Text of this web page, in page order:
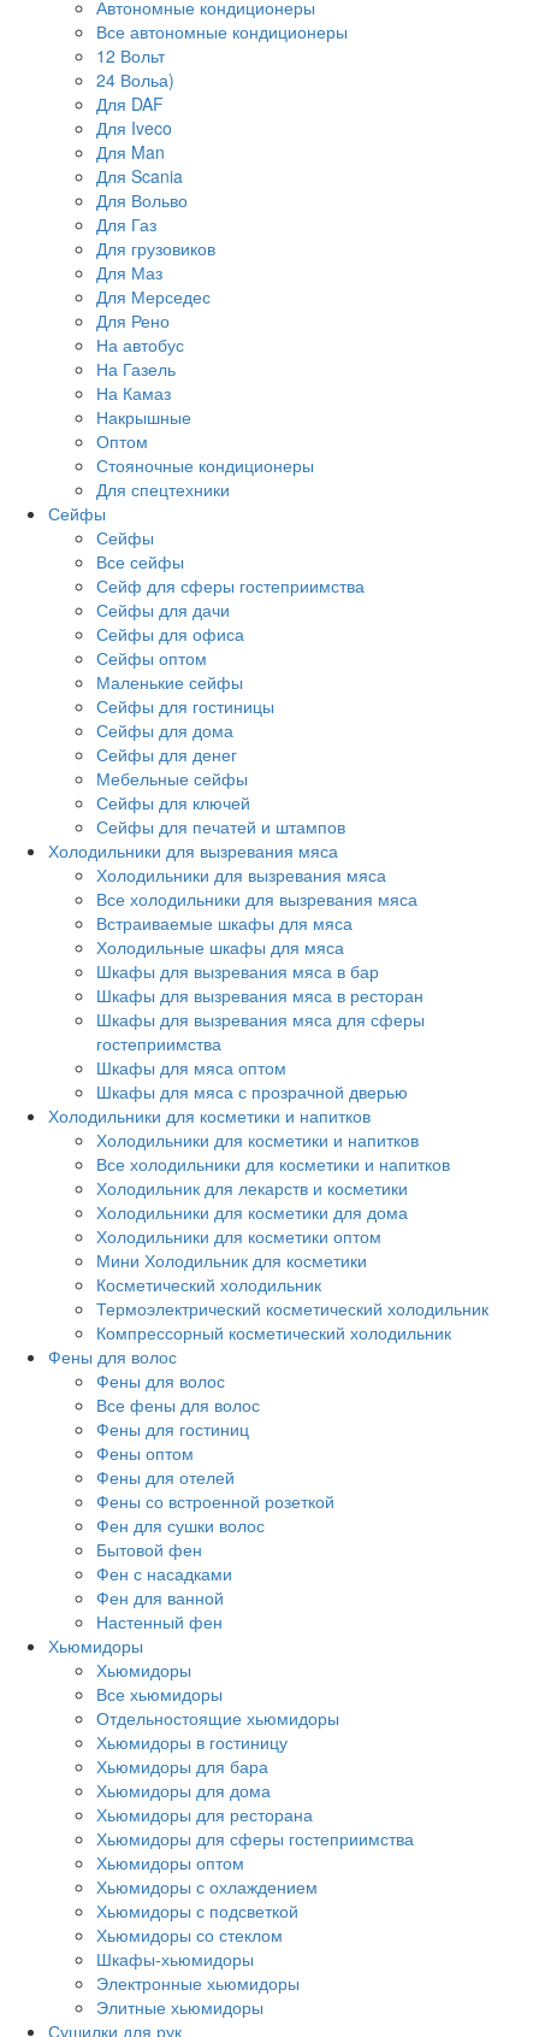
Автономные кондиционеры
Все автономные кондиционеры
12 Вольт
24 Вольа)
Для DAF
Для Iveco
Для Man
Для Scania
Для Вольво
Для Газ
Для грузовиков
Для Маз
Для Мерседес
Для Рено
На автобус
На Газель
На Камаз
Накрышные
Оптом
Стояночные кондиционеры
Для спецтехники
Сейфы
Сейфы
Все сейфы
Сейф для сферы гостеприимства
Сейфы для дачи
Сейфы для офиса
Сейфы оптом
Маленькие сейфы
Сейфы для гостиницы
Сейфы для дома
Сейфы для денег
Мебельные сейфы
Сейфы для ключей
Сейфы для печатей и штампов
Холодильники для вызревания мяса
Холодильники для вызревания мяса
Все холодильники для вызревания мяса
Встраиваемые шкафы для мяса
Холодильные шкафы для мяса
Шкафы для вызревания мяса в бар
Шкафы для вызревания мяса в ресторан
Шкафы для вызревания мяса для сферы
гостеприимства
Шкафы для мяса оптом
Шкафы для мяса с прозрачной дверью
Холодильники для косметики и напитков
Холодильники для косметики и напитков
Все холодильники для косметики и напитков
Холодильник для лекарств и косметики
Холодильники для косметики для дома
Холодильники для косметики оптом
Мини Холодильник для косметики
Косметический холодильник
Термоэлектрический косметический холодильник
Компрессорный косметический холодильник
Фены для волос
Фены для волос
Все фены для волос
Фены для гостиниц
Фены оптом
Фены для отелей
Фены со встроенной розеткой
Фен для сушки волос
Бытовой фен
Фен с насадками
Фен для ванной
Настенный фен
Хьюмидоры
Хьюмидоры
Все хьюмидоры
Отдельностоящие хьюмидоры
Хьюмидоры в гостиницу
Хьюмидоры для бара
Хьюмидоры для дома
Хьюмидоры для ресторана
Хьюмидоры для сферы гостеприимства
Хьюмидоры оптом
Хьюмидоры с охлаждением
Хьюмидоры с подсветкой
Хьюмидоры со стеклом
Шкафы-хьюмидоры
Электронные хьюмидоры
Элитные хьюмидоры
Сушилки для рук